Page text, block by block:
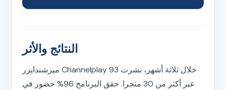
النتائج والأثر
خلال ثلاثة أشهر، نشرت Channelplay 93 ميرشندايزر
عبر أكثر من 30 متجرا. حقق البرنامج 96% حضور في